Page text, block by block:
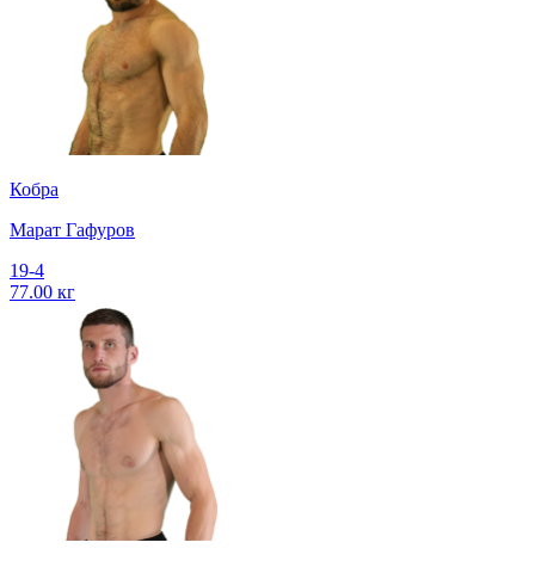
Кобра
Марат Гафуров
19-4
77.00 кг